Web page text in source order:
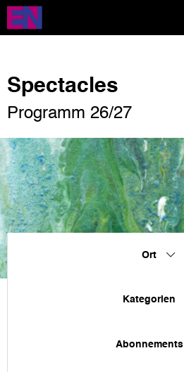
Direkt
zum
Inhalt
Spectacles
Programm 26/27
Ort
Kategorien
Abonnements